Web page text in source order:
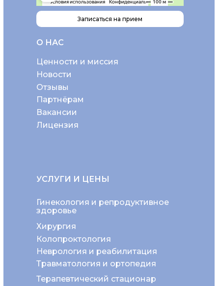
О НАС
Ценности и миссия
Новости
Отзывы
Партнёрам
Вакансии
Лицензия
Неврология и реабилитация
Колопроктология
Хирургия
Гинекология и репродуктивное
здоровье
Травматология и ортопедия
Терапевтический стационар
УСЛУГИ И ЦЕНЫ
Записаться на прием